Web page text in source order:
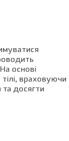
основі
враховуючи
та досягти